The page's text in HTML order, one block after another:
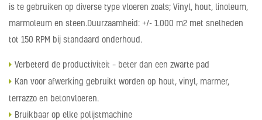
is te gebruiken op diverse type vloeren zoals; Vinyl, hout, linoleum,
marmoleum en steen.Duurzaamheid: +/- 1.000 m2 met snelheden
tot 150 RPM bij standaard onderhoud.
Verbeterd de productiviteit – beter dan een zwarte pad
Kan voor afwerking gebruikt worden op hout, vinyl, marmer,
terrazzo en betonvloeren.
Bruikbaar op elke polijstmachine